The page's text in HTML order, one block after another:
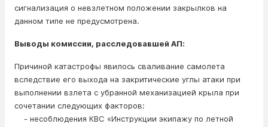
сигнализация о невзлетном положении закрылков на
данном типе не предусмотрена.
Выводы комиссии, расследовавшей АП:
Причиной катастрофы явилось сваливание самолета
вследствие его выхода на закритические углы атаки при
выполнении взлета с убранной механизацией крыла при
сочетании следующих факторов:
- несоблюдения КВС «Инструкции экипажу по летной